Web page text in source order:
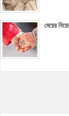
মেয়ের